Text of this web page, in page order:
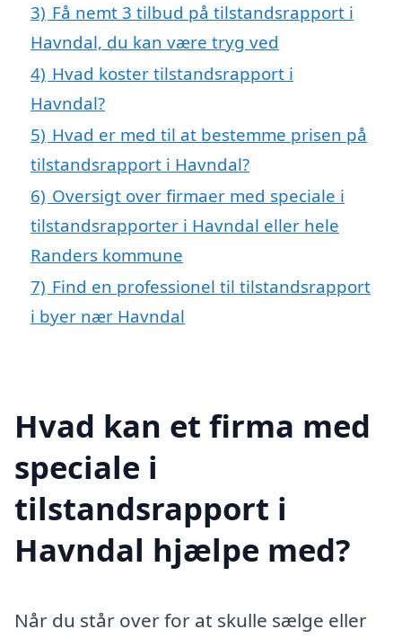
3) Få nemt 3 tilbud på tilstandsrapport i
Havndal, du kan være tryg ved
4) Hvad koster tilstandsrapport i
Havndal?
5) Hvad er med til at bestemme prisen på
tilstandsrapport i Havndal?
6) Oversigt over firmaer med speciale i
tilstandsrapporter i Havndal eller hele
Randers kommune
7) Find en professionel til tilstandsrapport
i byer nær Havndal
Hvad kan et firma med
speciale i
tilstandsrapport i
Havndal hjælpe med?
Når du står over for at skulle sælge eller